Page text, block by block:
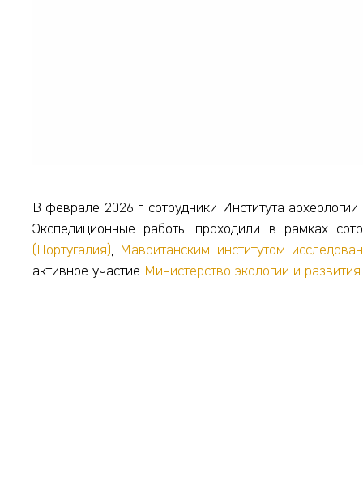
В феврале 2026 г. сотрудники Института
Экспедиционные работы проходили в рамках
(Португалия), Мавританским институтом
активное участие Министерство экологии и